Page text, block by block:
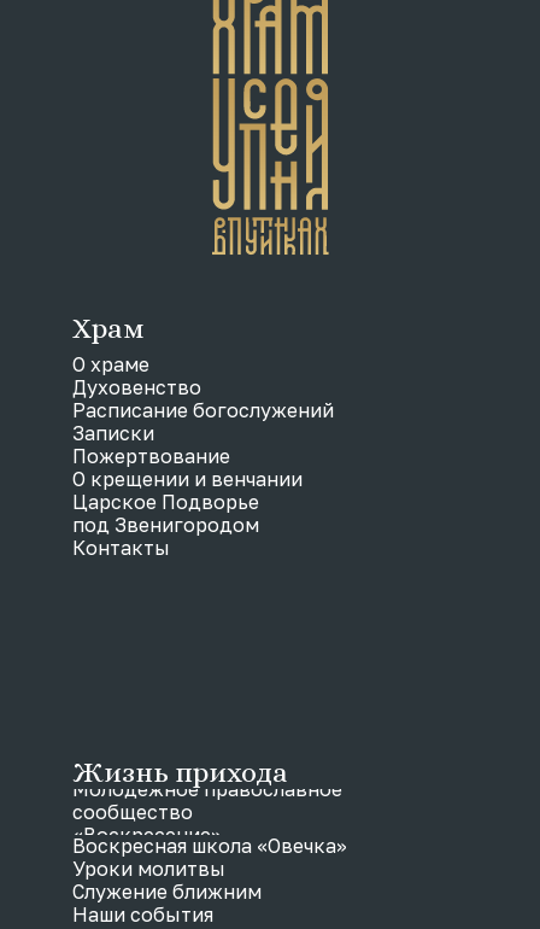
Храм
О храме
Духовенство
Расписание богослужений
Записки
Пожертвование
О крещении и венчании
Царское Подворье
под Звенигородом
Контакты
Жизнь прихода
Молодежное православное
сообщество
«Воскресение»
Воскресная школа «Овечка»
Уроки молитвы
Служение ближним
Наши события